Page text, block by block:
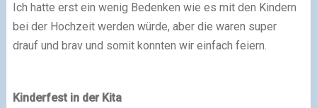
Ich hatte erst ein wenig Bedenken wie es mit den Kindern
bei der Hochzeit werden würde, aber die waren super
drauf und brav und somit konnten wir einfach feiern.
Kinderfest in der Kita